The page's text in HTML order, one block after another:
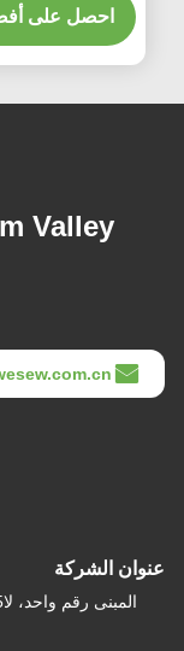
احصل على
Valley
عنوان الشركة